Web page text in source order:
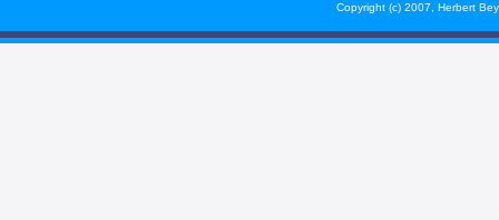
Copyright (c) 2007, Herbert